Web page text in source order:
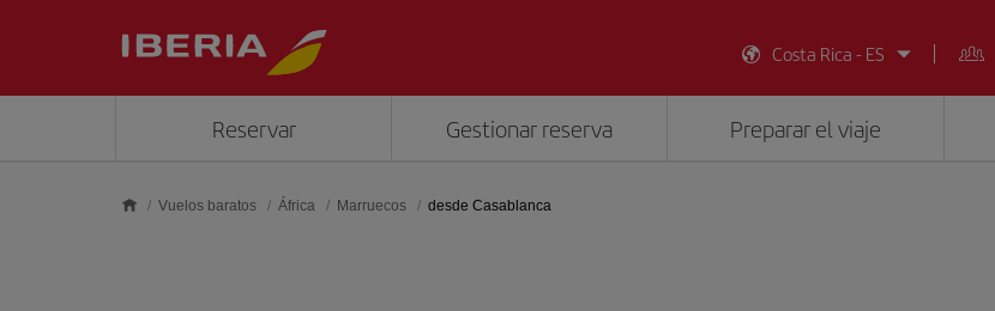
Costa Rica - ES
Reservar Gestionar reserva Preparar el viaje
Vuelos baratos África Marruecos desde Casablanca